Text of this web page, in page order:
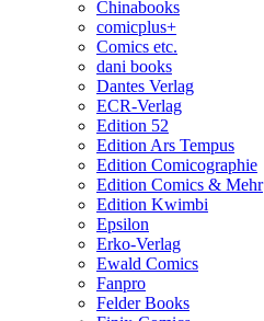
Chinabooks
comicplus+
Comics etc.
dani books
Dantes Verlag
ECR-Verlag
Edition 52
Edition Ars Tempus
Edition Comicographie
Edition Comics & Mehr
Edition Kwimbi
Epsilon
Erko-Verlag
Ewald Comics
Fanpro
Felder Books